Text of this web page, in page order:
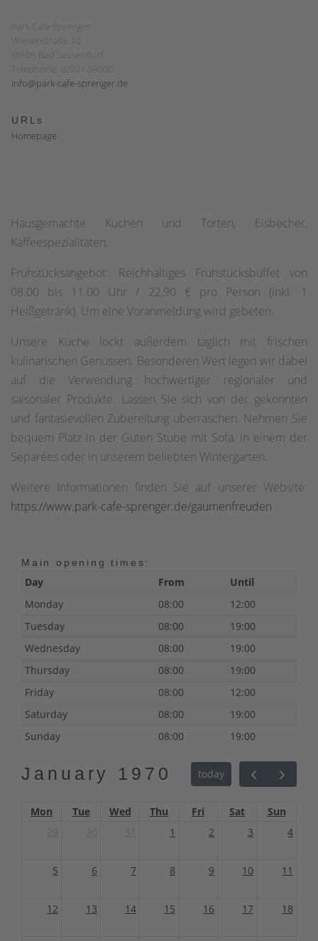
Park Cafe Sprenger
Wiesenstraße 10
59505 Bad Sassendorf
Telephone: 02921-59000
info@park-cafe-sprenger.de
URLs
Homepage
Hausgemachte Kuchen und Torten, Eisbecher,
Kaffeespezialitäten.
Frühstücksangebot: Reichhaltiges Frühstücksbüffet von
08.00 bis 11.00 Uhr / 22,90 € pro Person (inkl. 1
Heißgetränk). Um eine Voranmeldung wird gebeten.
Unsere Küche lockt außerdem täglich mit frischen
kulinarischen Genüssen. Besonderen Wert legen wir dabei
auf die Verwendung hochwertiger regionaler und
saisonaler Produkte. Lassen Sie sich von der gekonnten
und fantasievollen Zubereitung überraschen. Nehmen Sie
bequem Platz in der Guten Stube mit Sofa, in einem der
Separées oder in unserem beliebten Wintergarten.
Weitere Informationen finden Sie auf unserer Website:
https://www.park-cafe-sprenger.de/gaumenfreuden
Main opening times:
Day From
Until
Monday
08:00
12:00
Tuesday
08:00
19:00
Wednesday
08:00
19:00
Thursday
08:00
19:00
Friday
08:00
12:00
Saturday
08:00
19:00
Sunday
08:00 19:00
January 1970 today
Mon Tue Wed Thu Fri Sat
Sun
1 2 3 4
5 6 7 8 9 10 11
12 13 14 15 16 17 18